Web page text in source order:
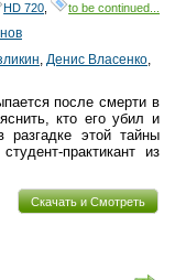
HD 720 to be continued...
, Денис Власенко,
после смерти в
кто его убил и
разгадке этой тайны
практикант из
Скачать и Смотреть